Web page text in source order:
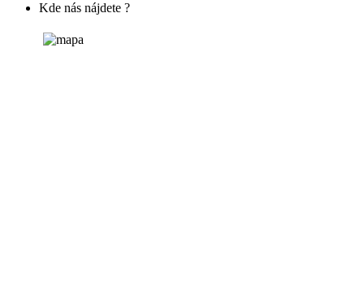
Kde nás nájdete ?